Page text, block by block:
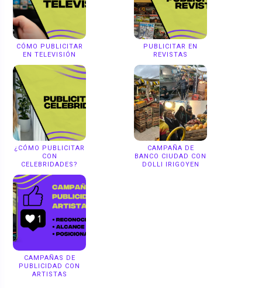
CÓMO PUBLICITAR
EN TELEVISIÓN
PUBLICITAR EN
REVISTAS
¿CÓMO PUBLICITAR
CON
CELEBRIDADES?
CAMPAÑA DE
BANCO CIUDAD CON
DOLLI IRIGOYEN
CAMPAÑAS DE
PUBLICIDAD CON
ARTISTAS